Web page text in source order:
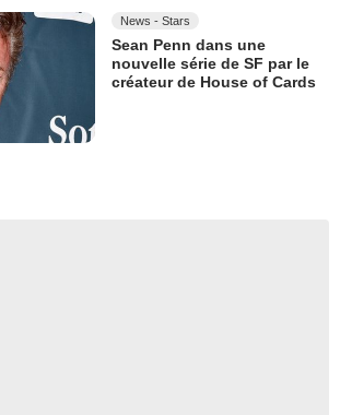
News - Stars
Sean Penn dans une
nouvelle série de SF par le
créateur de House of Cards